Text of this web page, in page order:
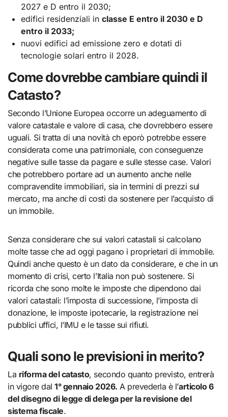
2027 e D entro il 2030;
edifici residenziali in classe E entro il 2030 e D
entro il 2033;
nuovi edifici ad emissione zero e dotati di
tecnologie solari entro il 2028.
Come dovrebbe cambiare quindi il
Catasto?
Secondo l’Unione Europea occorre un adeguamento di
valore catastale e valore di casa, che dovrebbero essere
uguali. Si tratta di una novità ch eporò potrebbe essere
considerata come una patrimoniale, con conseguenze
negative sulle tasse da pagare e sulle stesse case. Valori
che potrebbero portare ad un aumento anche nelle
compravendite immobiliari, sia in termini di prezzi sul
mercato, ma anche di costi da sostenere per l’acquisto di
un immobile.
Senza considerare che sui valori catastali si calcolano
molte tasse che ad oggi pagano i proprietari di immobile.
Quindi anche questo è un dato da considerare, e che in un
momento di crisi, certo l’Italia non può sostenere. Si
ricorda che sono molte le imposte che dipendono dai
valori catastali: l’imposta di successione, l’imposta di
donazione, le imposte ipotecarie, la registrazione nei
pubblici uffici, l’IMU e le tasse sui rifiuti.
Quali sono le previsioni in merito?
La riforma del catasto, secondo quanto previsto, entrerà
in vigore dal1° gennaio 2026. A prevederla è l’articolo 6
del disegno di legge di delega per la revisione del
sistema fiscale.